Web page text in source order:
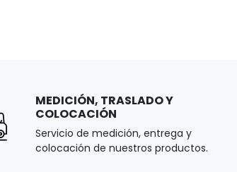
MEDICIÓN, TRASLADO Y
COLOCACIÓN
Servicio de medición, entrega y
colocación de nuestros productos.